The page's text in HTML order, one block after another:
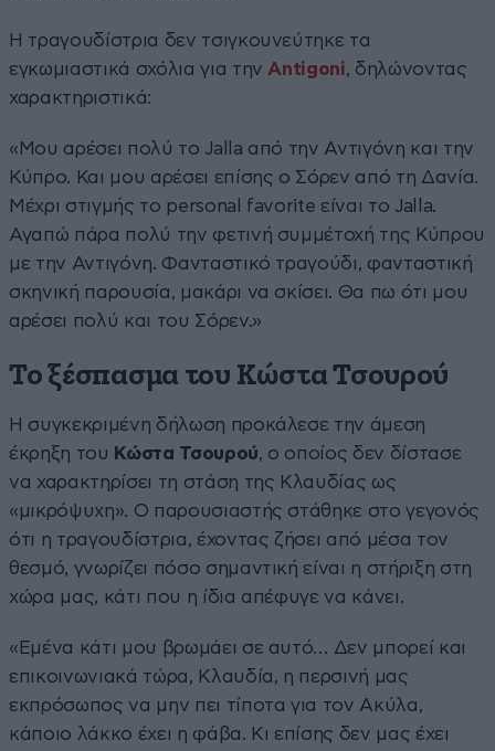
Η τραγουδίστρια δεν τσιγκουνεύτηκε τα
εγκωμιαστικά σχόλια για την Antigoni, δηλώνοντας
χαρακτηριστικά:
«Μου αρέσει πολύ το Jalla από την Αντιγόνη και την
Κύπρο. Και μου αρέσει επίσης ο Σόρεν από τη Δανία.
Μέχρι στιγμής το personal favorite είναι το Jalla.
Αγαπώ πάρα πολύ την φετινή συμμέτοχή της Κύπρου
με την Αντιγόνη. Φανταστικό τραγούδι, φανταστική
σκηνική παρουσία, μακάρι να σκίσει. Θα πω ότι μου
αρέσει πολύ και του Σόρεν.»
Το ξέσπασμα του Κώστα Τσουρού
Η συγκεκριμένη δήλωση προκάλεσε την άμεση
έκρηξη του Κώστα Τσουρού, ο οποίος δεν δίστασε
να χαρακτηρίσει τη στάση της Κλαυδίας ως
«μικρόψυχη». Ο παρουσιαστής στάθηκε στο γεγονός
ότι η τραγουδίστρια, έχοντας ζήσει από μέσα τον
θεσμό, γνωρίζει πόσο σημαντική είναι η στήριξη στη
χώρα μας, κάτι που η ίδια απέφυγε να κάνει.
«Εμένα κάτι μου βρωμάει σε αυτό… Δεν μπορεί και
επικοινωνιακά τώρα, Κλαυδία, η περσινή μας
εκπρόσωπος να μην πει τίποτα για τον Ακύλα,
κάποιο λάκκο έχει η φάβα. Κι επίσης δεν μας έχει